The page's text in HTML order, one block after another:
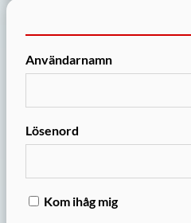
Användarnamn
Lösenord
Kom ihåg mig